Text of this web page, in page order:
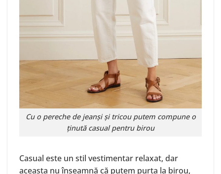
Cu o pereche de jeanși și tricou putem compune o
ținută casual pentru birou
Casual este un stil vestimentar relaxat, dar
aceasta nu înseamnă că putem purta la birou,